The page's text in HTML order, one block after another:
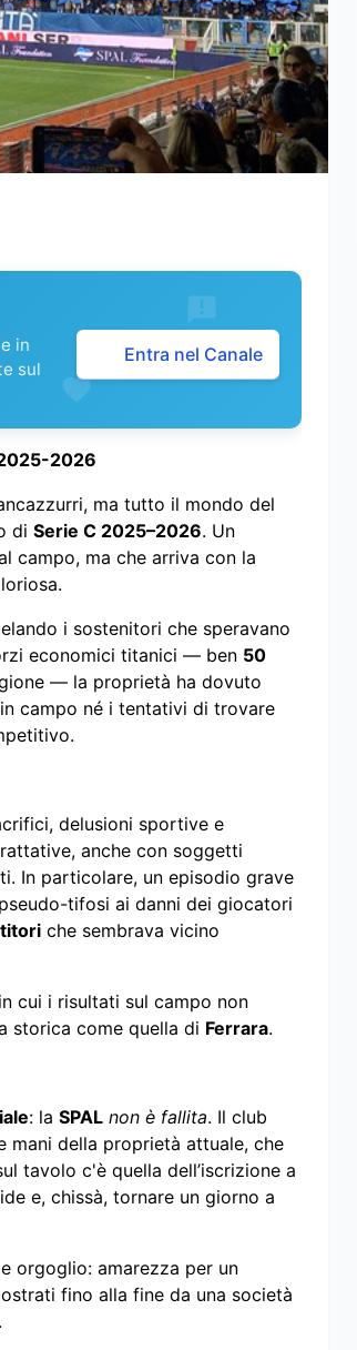
in
sul
Entra nel Canale
2026
ma tutto il mondo del
di Serie C 2025–2026. Un
campo, ma che arriva con la
i sostenitori che speravano
economici titanici — ben 50
— la proprietà ha dovuto
campo né i tentativi di trovare
delusioni sportive e
anche con soggetti
In particolare, un episodio grave
tifosi ai danni dei giocatori
che sembrava vicino
cui i risultati sul campo non
storica come quella di Ferrara.
: la SPAL non è fallita. Il club
mani della proprietà attuale, che
tavolo c'è quella dell’iscrizione a
e, chissà, tornare un giorno a
orgoglio: amarezza per un
fino alla fine da una società